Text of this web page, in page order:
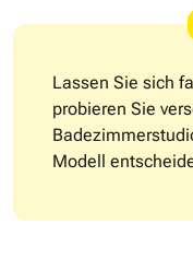
Lassen Sie sich
probieren Sie
Modell